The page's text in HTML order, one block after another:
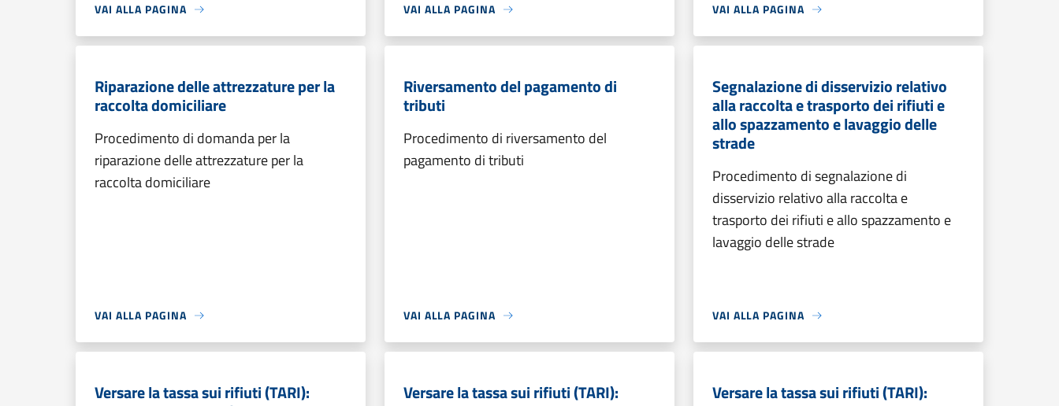
VAI ALLA PAGINA VAI ALLA PAGINA VAI ALLA PAGINA
Riparazione delle attrezzature per la
raccolta domiciliare
Procedimento di domanda per la
riparazione delle attrezzature per la
raccolta domiciliare
VAI ALLA PAGINA
Riversamento del pagamento di
tributi
Procedimento di riversamento del
pagamento di tributi
VAI ALLA PAGINA
Segnalazione di disservizio relativo
alla raccolta e trasporto dei rifiuti e
allo spazzamento e lavaggio delle
strade
Procedimento di segnalazione di
disservizio relativo alla raccolta e
trasporto dei rifiuti e allo spazzamento e
lavaggio delle strade
VAI ALLA PAGINA
Versare la tassa sui rifiuti (TARI): Versare la tassa sui rifiuti (TARI): Versare la tassa sui rifiuti (TARI):